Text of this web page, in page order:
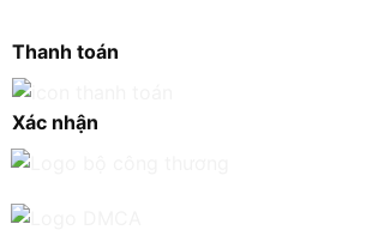
Thanh toán
Xác nhận